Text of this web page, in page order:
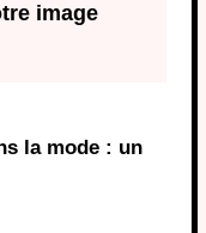
image
la mode : un